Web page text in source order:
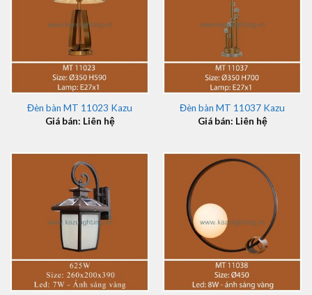
Đèn bàn MT 11023 Kazu
Giá bán: Liên hệ
Đèn bàn MT 11037 Kazu
Giá bán: Liên hệ